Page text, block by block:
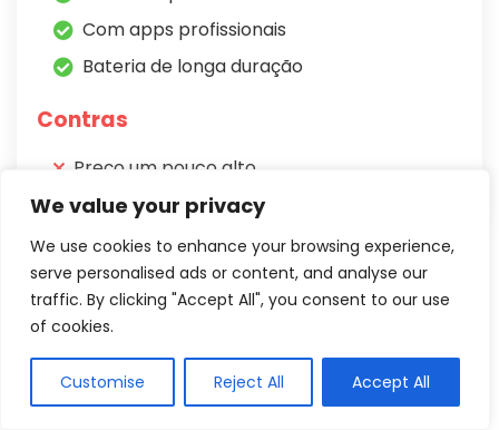
We value your privacy
We use cookies to enhance your browsing experience,
serve personalised ads or content, and analyse our
traffic. By clicking "Accept All", you consent to our use
of cookies.
Customise Reject All Accept All
Com apps profissionais
Bateria de longa duração
Contras
Preço um pouco alto
Se você busca um tablet para tarefas escolares, o
Galaxy Tab S9 FE é um tablet que se destaca por
combinardesempenho, portabilidade e
qualidade de imagem, oferecendo uma
experiência digital completa para estudos, trabalho